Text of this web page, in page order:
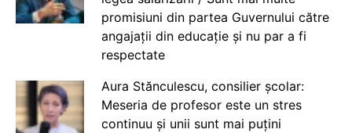
promisiuni din partea Guvernului către
angajații din educație și nu par a fi
respectate
Aura Stănculescu, consilier școlar:
Meseria de profesor este un stres
continuu și unii sunt mai puțini